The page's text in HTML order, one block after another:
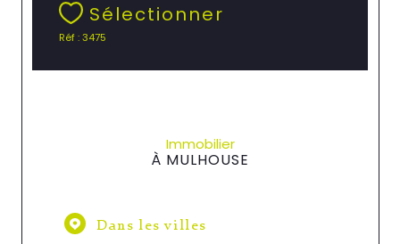
Sélectionner
Réf : 3475
Immobilier
À MULHOUSE
Dans les villes